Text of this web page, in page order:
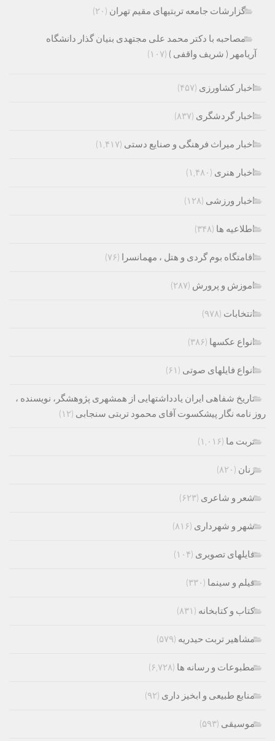
گزارشات جامعه تربتیهای مقیم تهران (۲۰)
مصاحبه با دکتر محمد علی مجتهدی بنیان گذار دانشگاه
آریامهر ( شریف واقفی ) (۱۰۷)
اخبار کشاورزی (۴۵۷)
اخبار گردشگری (۸۳۷)
اخبار میراث فرهنگی و صنایع دستی (۱,۴۱۷)
اخبار هنری (۱,۴۸۰)
اخبار ورزشی (۱۲۸)
اطلاعیه ها (۳۴۸)
اقامتگاه بوم گردی و هتل ، مهمانسرا (۷۶)
اموزش و پرورش (۲۸۷)
انتخابات (۹۷۸)
انواع عکسها (۳۸۶)
انواع فایلهای صوتی (۶۱)
تاریخ شفاهی ایران یادداشتهایی از همشهری پژوهشگر، نویسنده ،
روز نامه نگار پیشکسوت آقای محمود تربتی سنجابی (۱۲)
تربت ما (۱,۰۱۶)
زنان (۸۲۰)
شعر و شاعری (۶۲۳)
شهر و شهرداری (۸۱۶)
فایلهای تصویری (۱۰۴)
فیلم و سینما (۳۳۰)
کتاب و کتابخانه (۸۳۱)
مشاهیر تربت حیدریه (۵۷۹)
مطبوعات و رسانه ها (۶,۷۲۸)
منابع طبیعی و ابخیز داری (۹۲)
موسیقی (۵۹۳)